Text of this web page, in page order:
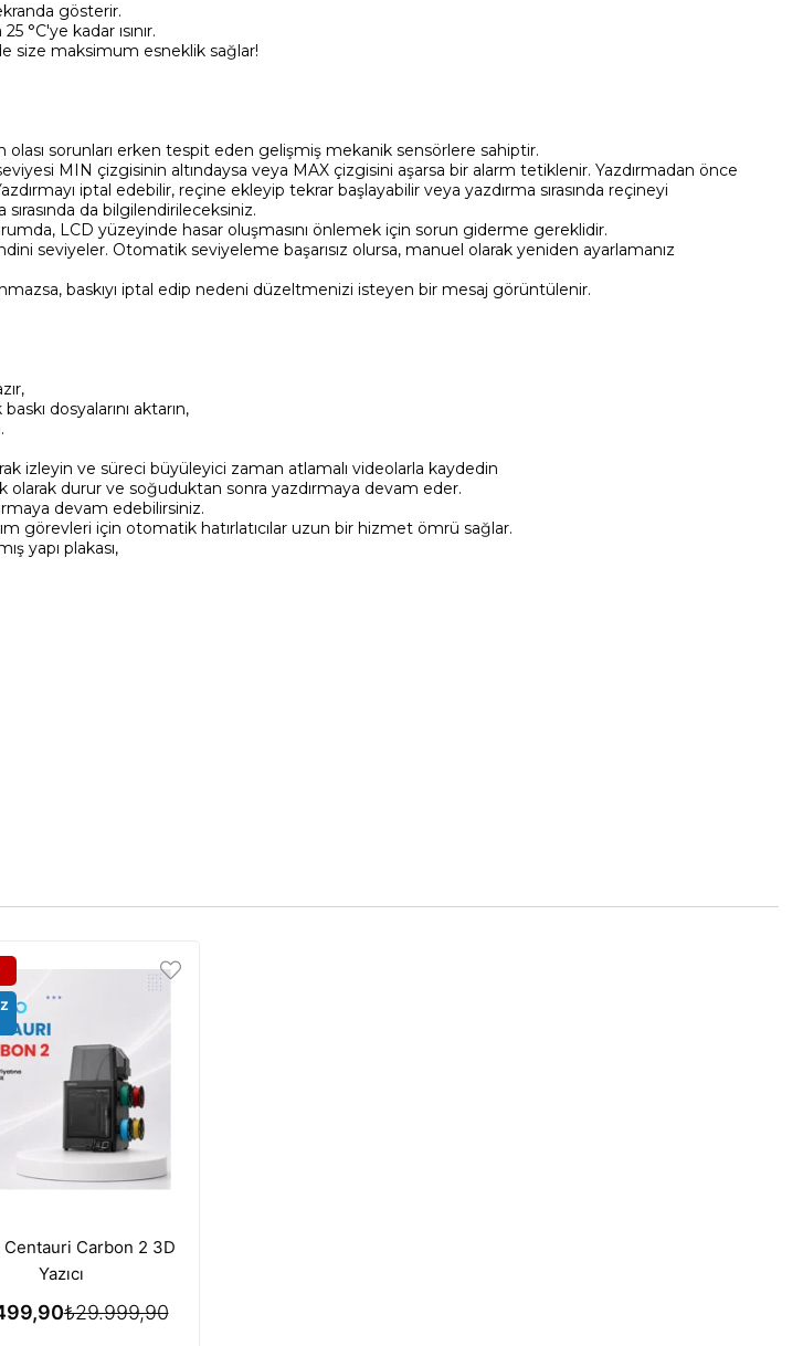
gösterir.
°C'ye kadar ısınır.
size maksimum esneklik sağlar!
olası sorunları erken tespit eden gelişmiş mekanik sensörlere sahiptir.
MIN çizgisinin altındaysa veya MAX çizgisini aşarsa bir alarm tetiklenir. Yazdırmadan önce
iptal edebilir, reçine ekleyip tekrar başlayabilir veya yazdırma sırasında reçineyi
da bilgilendirileceksiniz.
LCD yüzeyinde hasar oluşmasını önlemek için sorun giderme gereklidir.
seviyeler. Otomatik seviyeleme başarısız olursa, manuel olarak yeniden ayarlamanız
baskıyı iptal edip nedeni düzeltmenizi isteyen bir mesaj görüntülenir.
dosyalarını aktarın,
izleyin ve süreci büyüleyici zaman atlamalı videolarla kaydedin
olarak durur ve soğuduktan sonra yazdırmaya devam eder.
devam edebilirsiniz.
görevleri için otomatik hatırlatıcılar uzun bir hizmet ömrü sağlar.
yapı plakası,
Centauri Carbon 2 3D
Yazıcı
₺29.999,90